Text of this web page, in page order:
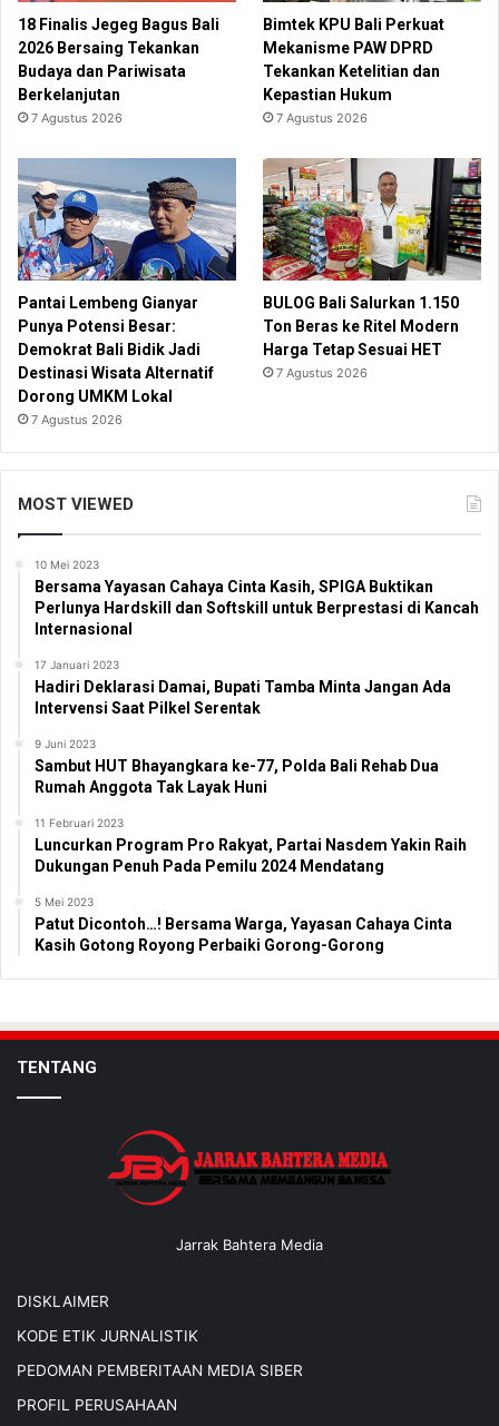
18 Finalis Jegeg Bagus Bali
2026 Bersaing Tekankan
Budaya dan Pariwisata
Berkelanjutan
7 Agustus 2026
Bimtek KPU Bali Perkuat
Mekanisme PAW DPRD
Tekankan Ketelitian dan
Kepastian Hukum
7 Agustus 2026
Pantai Lembeng Gianyar
Punya Potensi Besar:
Demokrat Bali Bidik Jadi
Destinasi Wisata Alternatif
Dorong UMKM Lokal
7 Agustus 2026
BULOG Bali Salurkan 1.150
Ton Beras ke Ritel Modern
Harga Tetap Sesuai HET
7 Agustus 2026
MOST VIEWED
10 Mei 2023
Bersama Yayasan Cahaya Cinta Kasih, SPIGA Buktikan
Perlunya Hardskill dan Softskill untuk Berprestasi di Kancah
Internasional
17 Januari 2023
Hadiri Deklarasi Damai, Bupati Tamba Minta Jangan Ada
Intervensi Saat Pilkel Serentak
9 Juni 2023
Sambut HUT Bhayangkara ke-77, Polda Bali Rehab Dua
Rumah Anggota Tak Layak Huni
11 Februari 2023
Luncurkan Program Pro Rakyat, Partai Nasdem Yakin Raih
Dukungan Penuh Pada Pemilu 2024 Mendatang
5 Mei 2023
Patut Dicontoh…! Bersama Warga, Yayasan Cahaya Cinta
Kasih Gotong Royong Perbaiki Gorong-Gorong
TENTANG
Jarrak Bahtera Media
DISKLAIMER
KODE ETIK JURNALISTIK
PEDOMAN PEMBERITAAN MEDIA SIBER
PROFIL PERUSAHAAN